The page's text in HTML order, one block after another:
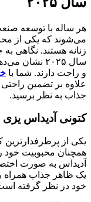
ساله با توسعه صنعت
که یکی از
هستند. نگاهی به
سال ۲۰۲۵ نشان
دارند. شما با
بر تضمین راحتی و
به نظر برسید.
آدیداس یزی
از پرطرفدارترین
محبوبیت خود را
به صورت
ظاهر جذاب همراه با
در نظر گرفته است.